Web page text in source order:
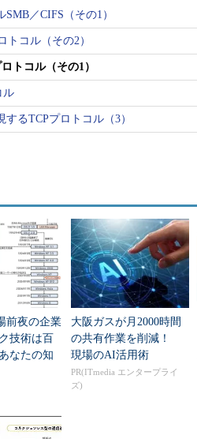
て解説する。NetBIOS
を始めとしてWindows上では広
ではなくTCP/IP上に実装
ま、従来からのWindows OSの
ては、ネットワーク・プロトコ
ラブルを避けることにもなり
ケットの構造
サービスを実現するためのプロトコル
ある。この図では同じように見えるが、NBT
異なる構造のパケットを採用している。
ュータと、NBTプロトコルだけをインストー
／CIFS（その1）
トコル（その2）
トコル（その1）
ル
るTCPプロトコル（3）
前夜の企業
技術は百
なたの知
大阪ガスが月2000時間
の共有作業を削減！
現場のAI活用術
PR(ITmedia エンタープライ
ズ)